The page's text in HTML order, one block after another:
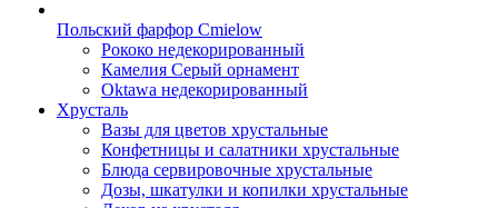
Польский фарфор Сmielow
Рококо недекорированный
Камелия Серый орнамент
Oktawa недекорированный
Хрусталь
Вазы для цветов хрустальные
Конфетницы и салатники хрустальные
Блюда сервировочные хрустальные
Дозы, шкатулки и копилки хрустальные